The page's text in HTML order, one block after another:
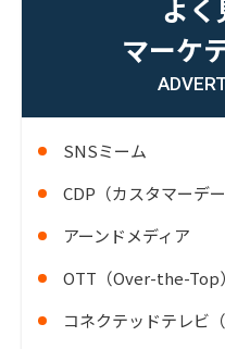
よ
マーケ
SNSミーム
CDP（カスタマーデ
アーンドメディア
OTT（Over-the-Top）
コネクテッドテレビ（